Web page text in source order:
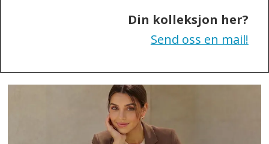
Din kolleksjon her?
Send oss en mail!